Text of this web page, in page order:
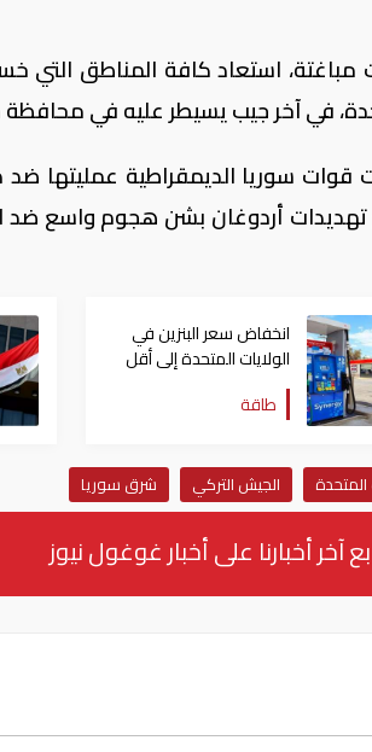
مباغتة، استعاد كافة المناطق التي
في آخر جيب يسيطر عليه في محافظة
سوريا الديمقراطية عمليتها
أردوغان بشن هجوم واسع ضد
انخفاض سعر البنزين في
الولايات المتحدة إلى أقل
من أربعة دولارات
طاقة
المتحدة الجيش التركي شرق سوريا
آخر أخبارنا على أخبار غوغول نيوز